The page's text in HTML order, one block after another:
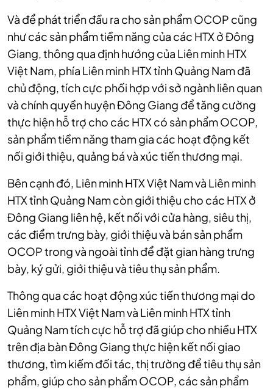
Và để phát triển đầu ra cho sản phẩm OCOP cũng
như các sản phẩm tiềm năng của các HTX ở Đông
Giang, thông qua định hướng của Liên minh HTX
Việt Nam, phía Liên minh HTX tỉnh Quảng Nam đã
chủ động, tích cực phối hợp với sở ngành liên quan
và chính quyền huyện Đông Giang để tăng cường
thực hiện hỗ trợ cho các HTX có sản phẩm OCOP,
sản phẩm tiềm năng tham gia các hoạt động kết
nối giới thiệu, quảng bá và xúc tiến thương mại.
Bên cạnh đó, Liên minh HTX Việt Nam và Liên minh
HTX tỉnh Quảng Nam còn giới thiệu cho các HTX ở
Đông Giang liên hệ, kết nối với cửa hàng, siêu thị,
các điểm trưng bày, giới thiệu và bán sản phẩm
OCOP trong và ngoài tỉnh để đặt gian hàng trưng
bày, ký gửi, giới thiệu và tiêu thụ sản phẩm.
Thông qua các hoạt động xúc tiến thương mại do
Liên minh HTX Việt Nam và Liên minh HTX tỉnh
Quảng Nam tích cực hỗ trợ đã giúp cho nhiều HTX
trên địa bàn Đông Giang thực hiện kết nối giao
thương, tìm kiếm đối tác, thị trường để tiêu thụ sản
phẩm, giúp cho sản phẩm OCOP, các sản phẩm